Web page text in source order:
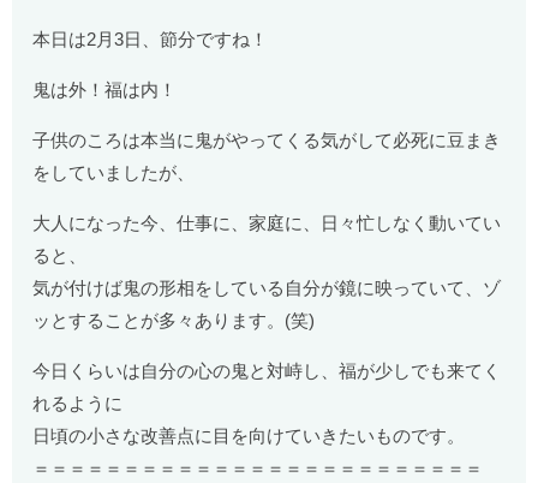
本日は2月3日、節分ですね！
鬼は外！福は内！
子供のころは本当に鬼がやってくる気がして必死に豆まき
をしていましたが、
大人になった今、仕事に、家庭に、日々忙しなく動いてい
ると、
気が付けば鬼の形相をしている自分が鏡に映っていて、ゾ
ッとすることが多々あります。(笑)
今日くらいは自分の心の鬼と対峙し、福が少しでも来てく
れるように
日頃の小さな改善点に目を向けていきたいものです。
＝＝＝＝＝＝＝＝＝＝＝＝＝＝＝＝＝＝＝＝＝＝＝＝＝